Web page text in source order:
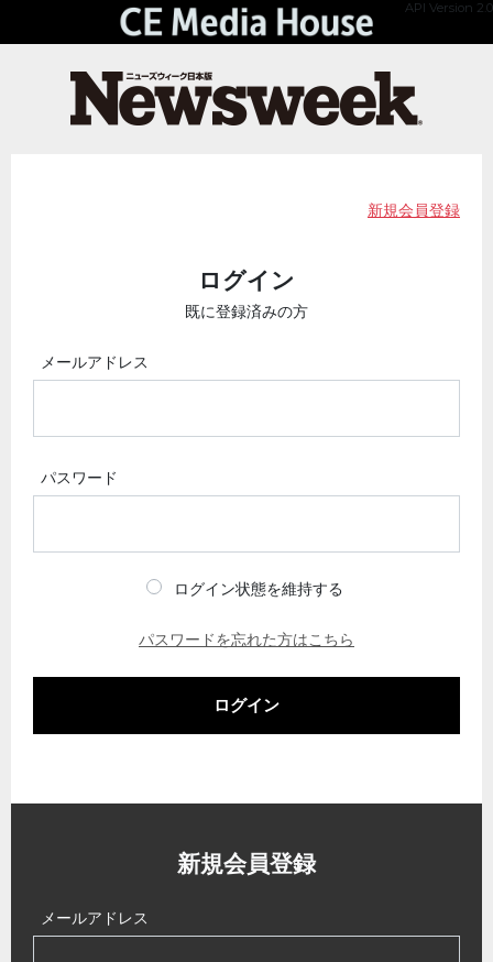
API Version 2.0
新規会員登録
ログイン
既に登録済みの方
メールアドレス
パスワード
ログイン状態を維持する
パスワードを忘れた方はこちら
ログイン
新規会員登録
メールアドレス